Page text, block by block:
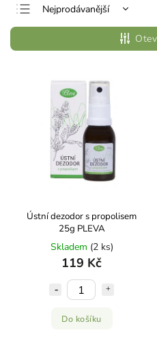
Nejprodávanější
Nejlevnější
Nejdražší
Ústní dezodor s propolisem
25g PLEVA
Skladem (2 ks)
119 Kč
Do košíku